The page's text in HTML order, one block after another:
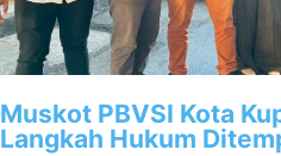
Muskot PBVSI Kota
Langkah Hukum